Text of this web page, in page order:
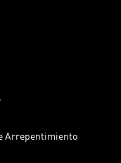
Arrepentimiento